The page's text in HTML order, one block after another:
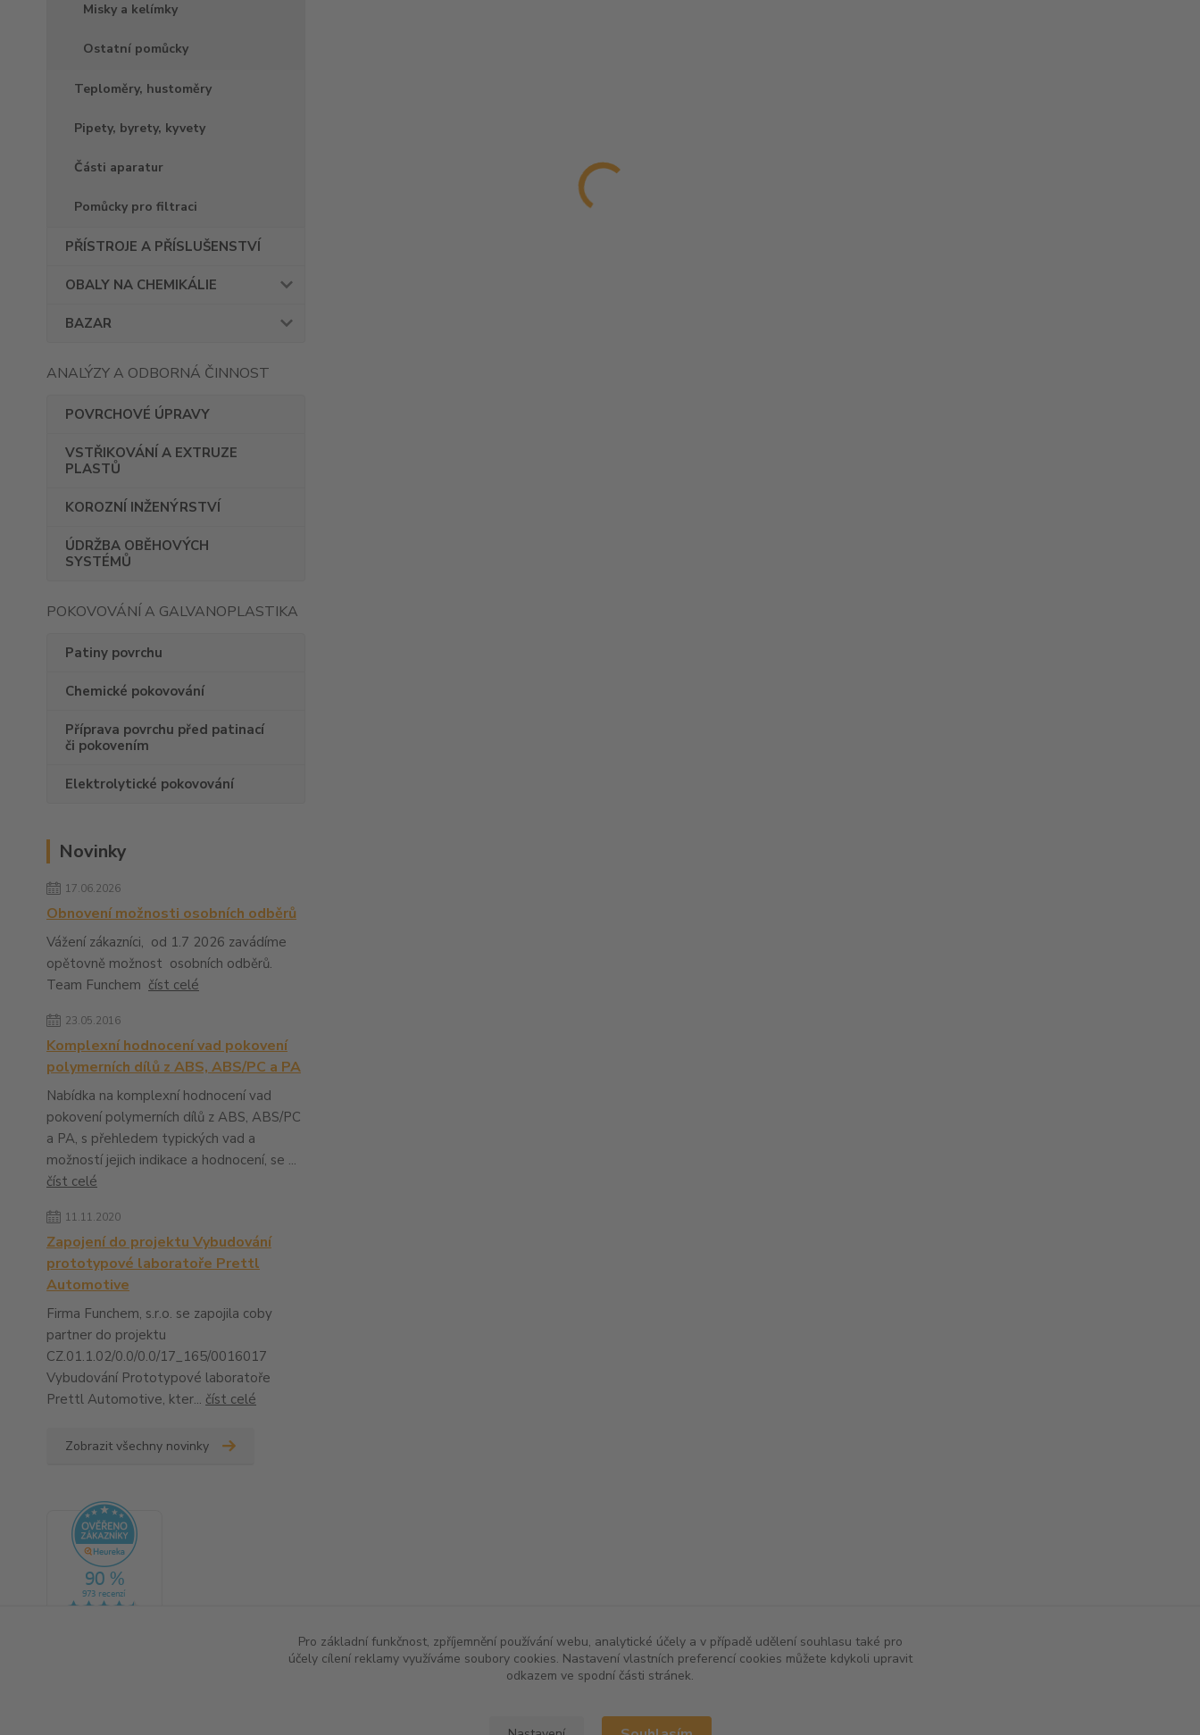
Misky a kelímky
Ostatní pomůcky
Teploměry, hustoměry
Pipety, byrety, kyvety
Části aparatur
Pomůcky pro filtraci
PŘÍSTROJE A PŘÍSLUŠENSTVÍ
OBALY NA CHEMIKÁLIE
BAZAR
ANALÝZY A ODBORNÁ ČINNOST
POVRCHOVÉ ÚPRAVY
VSTŘIKOVÁNÍ A EXTRUZE
PLASTŮ
KOROZNÍ INŽENÝRSTVÍ
ÚDRŽBA OBĚHOVÝCH
SYSTÉMŮ
POKOVOVÁNÍ A GALVANOPLASTIKA
Patiny povrchu
Chemické pokovování
Příprava povrchu před patinací
či pokovením
Elektrolytické pokovování
Novinky
17.06.2026
Obnovení možnosti osobních odběrů
Vážení zákazníci, od 1.7 2026 zavádíme
opětovně možnost osobních odběrů.
Team Funchem číst celé
23.05.2016
Komplexní hodnocení vad pokovení
polymerních dílů z ABS, ABS/PC a PA
Nabídka na komplexní hodnocení vad
pokovení polymerních dílů z ABS, ABS/PC
a PA, s přehledem typických vad a
možností jejich indikace a hodnocení, se ...
číst celé
11.11.2020
Zapojení do projektu Vybudování
prototypové laboratoře Prettl
Automotive
Firma Funchem, s.r.o. se zapojila coby
partner do projektu
CZ.01.1.02/0.0/0.0/17_165/0016017
Vybudování Prototypové laboratoře
Prettl Automotive, kter... číst celé
Zobrazit všechny novinky
Pro základní funkčnost, zpříjemnění používání webu, analytické účely a v případě udělení souhlasu také pro
účely cílení reklamy využíváme soubory cookies. Nastavení vlastních preferencí cookies můžete kdykoli upravit
odkazem ve spodní části stránek.